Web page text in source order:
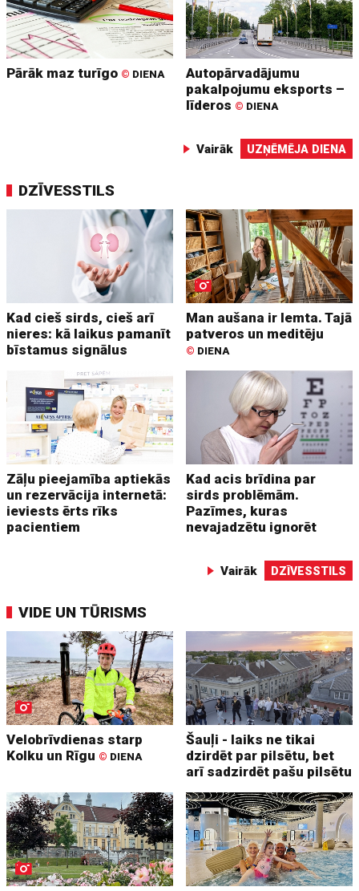
Pārāk maz turīgo © DIENA
Autopārvadājumu
pakalpojumu eksports –
līderos © DIENA
Vairāk UZŅĒMĒJA DIENA
DZĪVESSTILS
Kad cieš sirds, cieš arī
nieres: kā laikus pamanīt
bīstamus signālus
Man aušana ir lemta. Tajā
patveros un meditēju
© DIENA
Zāļu pieejamība aptiekās
un rezervācija internetā:
ieviests ērts rīks
pacientiem
Kad acis brīdina par
sirds problēmām.
Pazīmes, kuras
nevajadzētu ignorēt
Vairāk DZĪVESSTILS
VIDE UN TŪRISMS
Velobrīvdienas starp
Kolku un Rīgu © DIENA
Šauļi - laiks ne tikai
dzirdēt par pilsētu, bet
arī sadzirdēt pašu pilsētu